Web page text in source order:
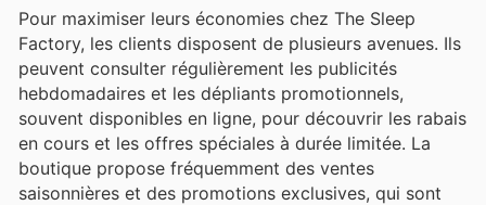
Pour maximiser leurs économies chez The Sleep
Factory, les clients disposent de plusieurs avenues. Ils
peuvent consulter régulièrement les publicités
hebdomadaires et les dépliants promotionnels,
souvent disponibles en ligne, pour découvrir les rabais
en cours et les offres spéciales à durée limitée. La
boutique propose fréquemment des ventes
saisonnières et des promotions exclusives, qui sont